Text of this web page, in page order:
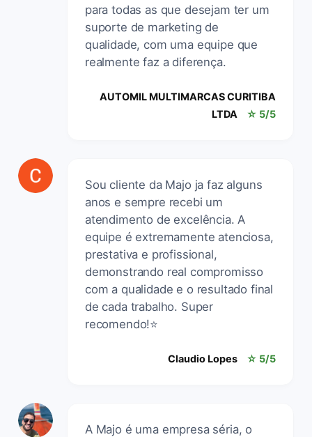
para todas as que desejam ter um
suporte de marketing de
qualidade, com uma equipe que
realmente faz a diferença.
AUTOMIL MULTIMARCAS CURITIBA
LTDA
☆ 5/5
Sou cliente da Majo ja faz alguns
anos e sempre recebi um
atendimento de excelência. A
equipe é extremamente atenciosa,
prestativa e profissional,
demonstrando real compromisso
com a qualidade e o resultado final
de cada trabalho. Super
recomendo!⭐️
Claudio Lopes ☆ 5/5
A Majo é uma empresa séria, o